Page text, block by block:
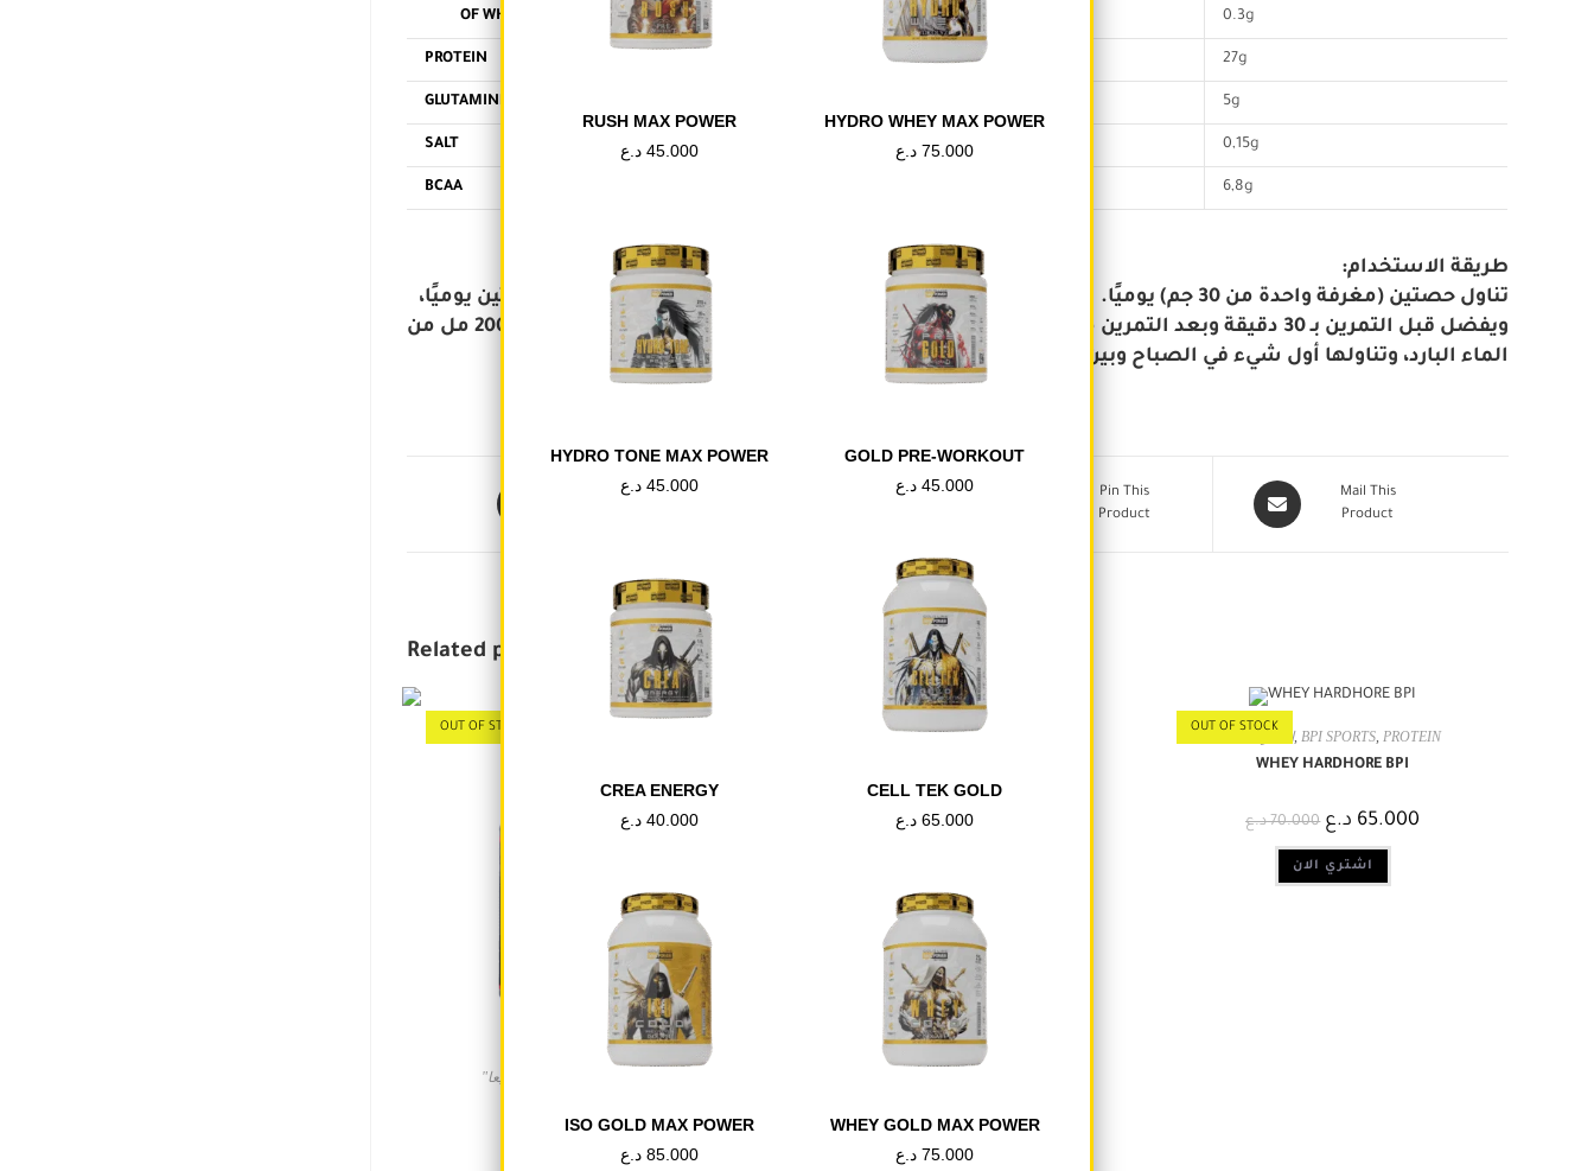
OF WHICH SUGARS 0.3g
PROTEIN 27g
GLUTAMINE 5g
SALT 0,15g
BCAA 6,8g
طريقة الاستخدام:
تناول حصتين (مغرفة واحدة من 30 جم) يوميًا. امزج ملعقة واحدة (30 جم) في 200 مل من الماء البارد، وتناولها مرتين يوميًا،
ويفضل قبل التمرين بـ 30 دقيقة وبعد التمرين مباشرة. في أيام عدم التدريب، قم بخلط ملعقة واحدة (30 جم) في 200 مل من
الماء البارد، وتناولها أول شيء في الصباح وبين الوجبات. لا تتجاوز الجرعة اليومية الموصى بها.
Tweet This
Share on
Pin This
Product
Mail This
Product
Related products
OUT OF STOCK
"الاكثر مبيعا
90.000 90.000 د.ع
OUT OF STOCK
"الاكثر مبيعا,BPI SPORTS,PROTEIN
WHEY HARDHORE BPI
70.000 د.ع 65.000 د.ع
اشتري الان
RUSH MAX POWER
45.000 د.ع
HYDRO WHEY MAX POWER
75.000 د.ع
HYDRO TONE MAX POWER
45.000 د.ع
GOLD PRE-WORKOUT
45.000 د.ع
CREA ENERGY
40.000 د.ع
CELL TEK GOLD
65.000 د.ع
ISO GOLD MAX POWER
85.000 د.ع
WHEY GOLD MAX POWER
75.000 د.ع